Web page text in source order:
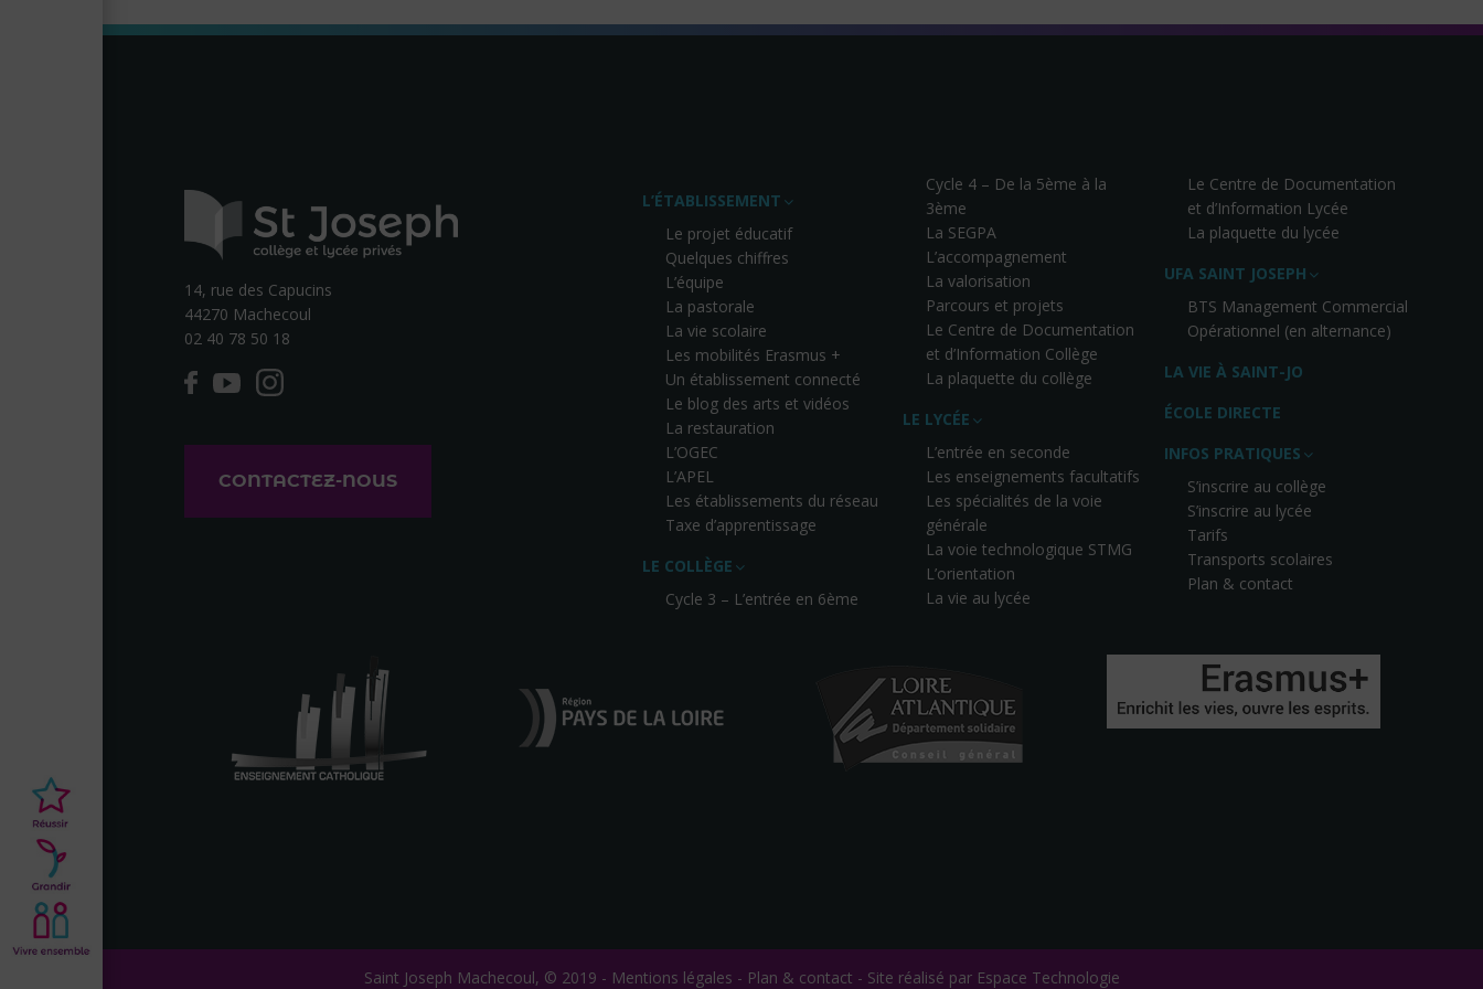
14, rue des Capucins
44270 Machecoul
02 40 78 50 18
CONTACTEZ-NOUS
L’ÉTABLISSEMENT
Le projet éducatif
Quelques chiffres
L’équipe
La pastorale
La vie scolaire
Les mobilités Erasmus +
Un établissement connecté
Le blog des arts et vidéos
La restauration
L’OGEC
L’APEL
Les établissements du réseau
Taxe d’apprentissage
LE COLLÈGE
Cycle 3 – L’entrée en 6ème
Cycle 4 – De la 5ème à la
3ème
La SEGPA
L’accompagnement
La valorisation
Parcours et projets
Le Centre de Documentation
et d’Information Collège
La plaquette du collège
LE LYCÉE
L’entrée en seconde
Les enseignements facultatifs
Les spécialités de la voie
générale
La voie technologique STMG
L’orientation
La vie au lycée
Le Centre de Documentation
et d’Information Lycée
La plaquette du lycée
UFA SAINT JOSEPH
BTS Management Commercial
Opérationnel (en alternance)
LA VIE À SAINT-JO
ÉCOLE DIRECTE
INFOS PRATIQUES
S’inscrire au collège
S’inscrire au lycée
Tarifs
Transports scolaires
Plan & contact
Saint Joseph Machecoul, © 2019 - Mentions légales - Plan & contact - Site réalisé par Espace Technologie